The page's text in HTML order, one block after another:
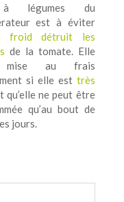
légumes du
est à éviter
détruit les
de la tomate. Elle
mise au frais
si elle est très
qu’elle ne peut être
qu’au bout de
jours.